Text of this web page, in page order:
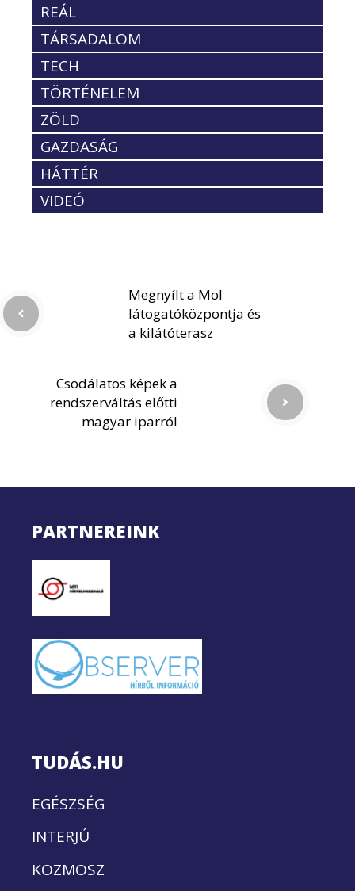
REÁL
TÁRSADALOM
TECH
TÖRTÉNELEM
ZÖLD
GAZDASÁG
HÁTTÉR
VIDEÓ
Megnyílt a Mol
látogatóközpontja és
a kilátóterasz
Csodálatos képek a
rendszerváltás előtti
magyar iparról
PARTNEREINK
TUDÁS.HU
EGÉSZSÉG
INTERJÚ
KOZMOSZ